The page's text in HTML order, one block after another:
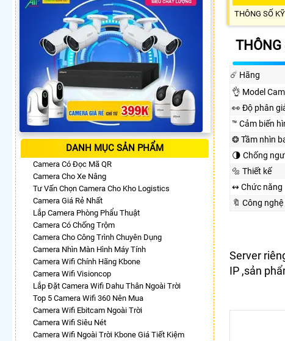
DANH MỤC SẢN PHẨM
Camera Có Đọc Mã QR
Camera Cho Xe Nâng
Tư Vấn Chọn Camera Cho Kho Logistics
Camera Giá Rẻ Nhất
Lắp Camera Phòng Phẩu Thuật
Camera Có Chống Trộm
Camera Cho Công Trình Chuyên Dụng
Camera Nhìn Màn Hình Máy Tính
Camera Wifi Chính Hãng Kbone
Camera Wifi Visioncop
Lắp Đặt Camera Wifi Dahu Thân Ngoài Trời
Top 5 Camera Wifi 360 Nên Mua
Camera Wifi Ebitcam Ngoài Trời
Camera Wifi Siêu Nét
Camera Wifi Ngoài Trời Kbone Giá Tiết Kiệm
THÔNG SỐ
THÔNG
☄️ Hãng
👌 Model
️👀 Độ phân
™️ Cảm biến
❂ Tầm nhìn
🌗 Chống
🔩 Thiết kế
↭ Chức năng
🔖 Công
Server
IP ,sản